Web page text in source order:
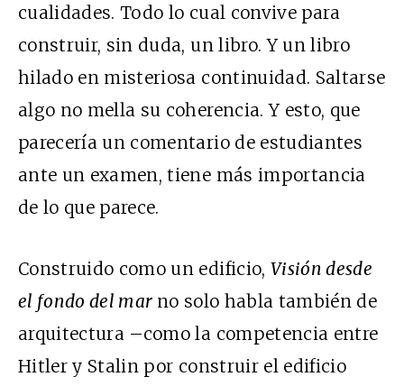
cualidades. Todo lo cual convive para
construir, sin duda, un libro. Y un libro
hilado en misteriosa continuidad. Saltarse
algo no mella su coherencia. Y esto, que
parecería un comentario de estudiantes
ante un examen, tiene más importancia
de lo que parece.
Construido como un edificio, Visión desde
el fondo del mar no solo habla también de
arquitectura –como la competencia entre
Hitler y Stalin por construir el edificio